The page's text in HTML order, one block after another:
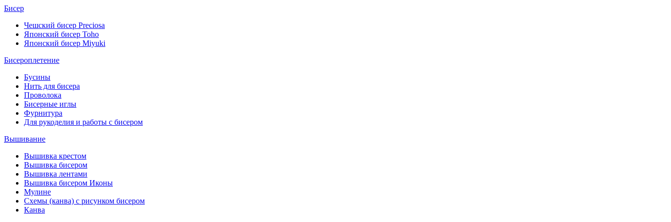
Бисер
Чешский бисер Preciosa
Японский бисер Toho
Японский бисер Miyuki
Бисероплетение
Бусины
Нить для бисера
Проволока
Бисерные иглы
Фурнитура
Для рукоделия и работы с бисером
Вышивание
Вышивка крестом
Вышивка бисером
Вышивка лентами
Вышивка бисером Иконы
Мулине
Схемы (канва) с рисунком бисером
Канва